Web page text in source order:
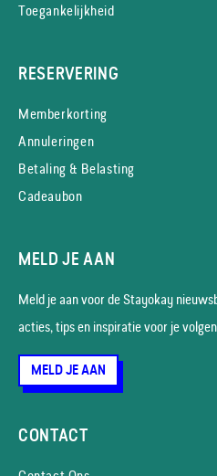
Toegankelijkheid
RESERVERING
Memberkorting
Annuleringen
Betaling & Belasting
Cadeaubon
MELD JE AAN
Meld je aan voor de Stayokay
acties, tips en inspiratie voor je
MELD JE AAN
CONTACT